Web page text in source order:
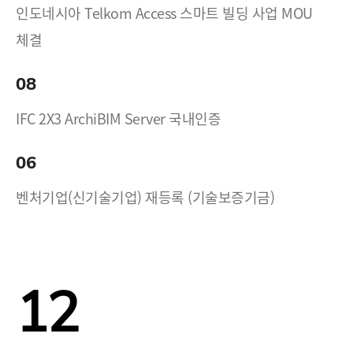
인도네시아 Telkom Access 스마트 빌딩 사업 MOU
체결
08
IFC 2X3 ArchiBIM Server 국내인증
06
벤처기업(신기술기업) 재등록 (기술보증기금)
12